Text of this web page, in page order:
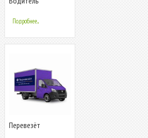
Подробнее...
Перевезёт